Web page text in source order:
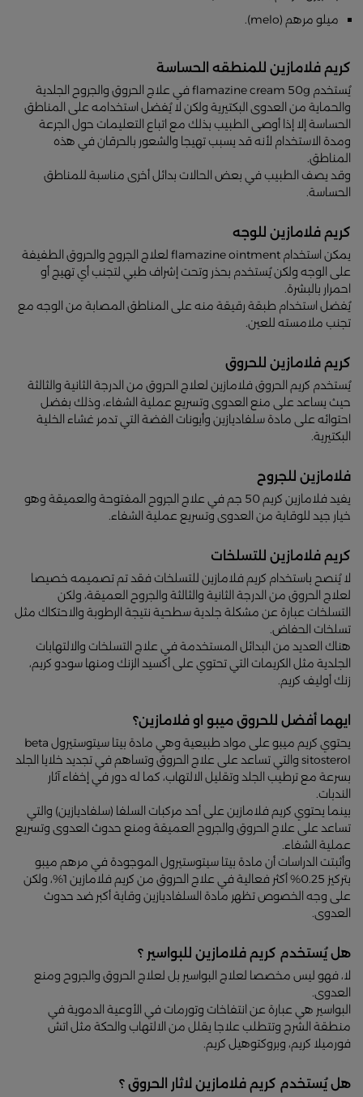
ميلو مرهم (melo).
كريم فلامازين للمنطقه الحساسة
يُستخدم flamazine cream 50g في علاج الحروق والجروح الجلدية
والحماية من العدوى البكتيرية ولكن لا يُفضل استخدامه على المناطق
الحساسة إلا إذا أوصى الطبيب بذلك مع اتباع التعليمات حول الجرعة
ومدة الاستخدام لأنه قد يسبب تهيجا والشعور بالحرقان في هذه
المناطق.
وقد يصف الطبيب في بعض الحالات بدائل أخرى مناسبة للمناطق
الحساسة.
كريم فلامازين للوجه
يمكن استخدام flamazine ointment لعلاج الجروح والحروق الطفيفة
على الوجه ولكن يُستخدم بحذر وتحت إشراف طبي لتجنب أي تهيج أو
احمرار بالبشرة.
يُفضل استخدام طبقة رقيقة منه على المناطق المصابة من الوجه مع
تجنب ملامسته للعين.
كريم فلامازين للحروق
يُستخدم كريم الحروق فلامازين لعلاج الحروق من الدرجة الثانية والثالثة
حيث يساعد على منع العدوى وتسريع عملية الشفاء، وذلك بفضل
احتوائه على مادة سلفاديازين وأيونات الفضة التي تدمر غشاء الخلية
البكتيرية.
فلامازين للجروح
يفيد فلامازين كريم 50 جم في علاج الجروح المفتوحة والعميقة وهو
خيار جيد للوقاية من العدوى وتسريع عملية الشفاء.
كريم فلامازين للتسلخات
لا يُنصح باستخدام كريم فلامازين للتسلخات فقد تم تصميمه خصيصا
لعلاج الحروق من الدرجة الثانية والثالثة والجروح العميقة، ولكن
التسلخات عبارة عن مشكلة جلدية سطحية نتيجة الرطوبة والاحتكاك مثل
تسلخات الحفاض.
هناك العديد من البدائل المستخدمة في علاج التسلخات والالتهابات
الجلدية مثل الكريمات التي تحتوي على أكسيد الزنك ومنها سودو كريم،
زنك أوليف كريم.
ايهما أفضل للحروق ميبو او فلامازين؟
يحتوي كريم ميبو على مواد طبيعية وهي مادة بيتا سيتوستيرول beta
sitosterol والتي تساعد على علاج الحروق وتساهم في تجديد خلايا الجلد
بسرعة مع ترطيب الجلد وتقليل الالتهاب، كما له دور في إخفاء آثار
الندبات.
بينما يحتوي كريم فلامازين على أحد مركبات السلفا (سلفاديازين) والتي
تساعد على علاج الحروق والجروح العميقة ومنع حدوث العدوى وتسريع
عملية الشفاء.
وأثبتت الدراسات أن مادة بيتا سيتوستيرول الموجودة في مرهم ميبو
بتركيز 0.25% أكثر فعالية في علاج الحروق من كريم فلامازين 1%، ولكن
على وجه الخصوص تظهر مادة السلفاديازين وقاية أكبر ضد حدوث
العدوى.
هل يُستخدم كريم فلامازين للبواسير ؟
لا، فهو ليس مخصصا لعلاج البواسير بل لعلاج الحروق والجروح ومنع
العدوى.
البواسير هي عبارة عن انتفاخات وتورمات في الأوعية الدموية في
منطقة الشرج وتتطلب علاجا يقلل من الالتهاب والحكة مثل اتش
فورميلا كريم، وبروكتوهيل كريم.
هل يُستخدم كريم فلامازين لاثار الحروق ؟